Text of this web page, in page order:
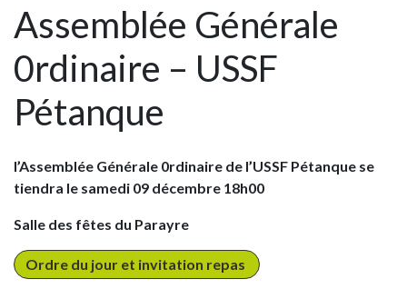
Assemblée Générale
0rdinaire – USSF
Pétanque
l’Assemblée Générale 0rdinaire de l’USSF Pétanque se
tiendra le samedi 09 décembre 18h00
Salle des fêtes du Parayre
Ordre du jour et invitation repas